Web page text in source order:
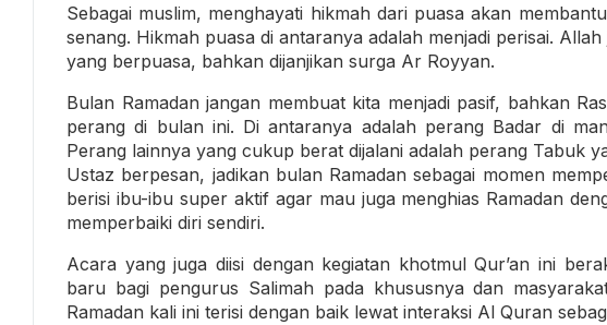
Sebagai muslim, menghayati hikmah dari puasa akan
senang. Hikmah puasa di antaranya adalah menjadi perisai.
yang berpuasa, bahkan dijanjikan surga Ar Royyan.
Bulan Ramadan jangan membuat kita menjadi pasif, bahkan
perang di bulan ini. Di antaranya adalah perang Badar di
Perang lainnya yang cukup berat dijalani adalah perang Tabuk
Ustaz berpesan, jadikan bulan Ramadan sebagai momen
berisi ibu-ibu super aktif agar mau juga menghias Ramadan
memperbaiki diri sendiri.
Acara yang juga diisi dengan kegiatan khotmul Qur’an ini
baru bagi pengurus Salimah pada khususnya dan
Ramadan kali ini terisi dengan baik lewat interaksi Al Quran